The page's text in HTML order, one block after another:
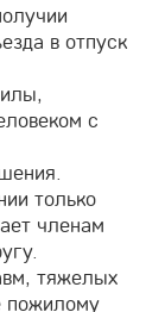
в отпуск
с
только
членам
тяжелых
пожилому